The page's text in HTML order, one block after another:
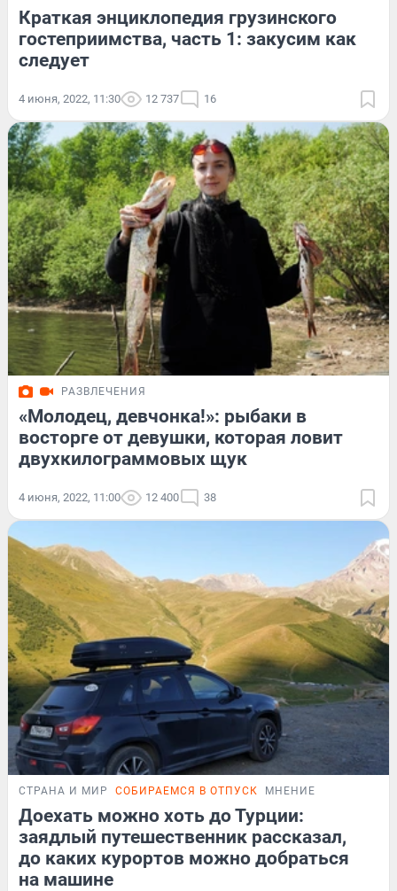
Краткая энциклопедия грузинского
гостеприимства, часть 1: закусим как
следует
4 июня, 2022, 11:30 12 737 16
РАЗВЛЕЧЕНИЯ
«Молодец, девчонка!»: рыбаки в
восторге от девушки, которая ловит
двухкилограммовых щук
4 июня, 2022, 11:00 12 400 38
СТРАНА И МИР СОБИРАЕМСЯ В ОТПУСК МНЕНИЕ
Доехать можно хоть до Турции:
заядлый путешественник рассказал,
до каких курортов можно добраться
на машине